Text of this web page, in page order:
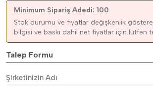
Minimum Sipariş Adedi: 100
Stok durumu ve fiyatlar değişkenlik
bilgisi ve baskı dahil net fiyatlar için lütfen
Talep Formu
Şirketinizin Adı